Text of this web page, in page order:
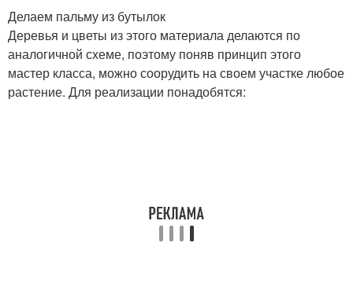
Делаем пальму из бутылок
Деревья и цветы из этого материала делаются по
аналогичной схеме, поэтому поняв принцип этого
мастер класса, можно соорудить на своем участке любое
растение. Для реализации понадобятся: